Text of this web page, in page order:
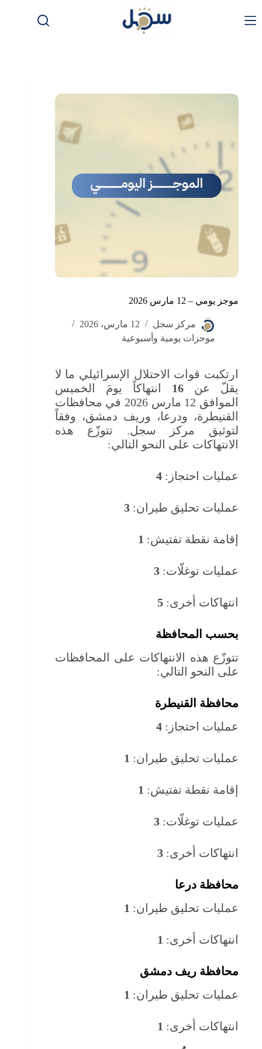
إلى
المحتوى
موجز يومي – 12 مارس 2026
مركز سجل
12 مارس، 2026
موجزات يومية وأسبوعية
ارتكبت قوات الاحتلال الإسرائيلي ما لا
يقلّ عن 16
انتهاكاً يومَ الخميس
الموافق 12 مارس 2026 في محافظات
القنيطرة، ودرعا، وريف دمشق، وفقاً
لتوثيق مركز سجل. تتوزّع هذه
الانتهاكات على النحو التالي:
عمليات احتجاز: 4
عمليات تحليق طيران: 3
إقامة نقطة تفتيش: 1
عمليات توغلّات:
انتهاكات أخرى:
بحسب المحافظة
تتوزّع هذه الانتهاكات على المحافظات
على النحو التالي:
محافظة القنيطرة
عمليات احتجاز: 4
عمليات تحليق طيران: 1
إقامة نقطة تفتيش: 1
عمليات توغلّات:
انتهاكات أخرى: 3
محافظة درعا
عمليات تحليق طيران: 1
انتهاكات أخرى: 1
محافظة ريف دمشق
عمليات تحليق طيران: 1
انتهاكات أخرى: 1